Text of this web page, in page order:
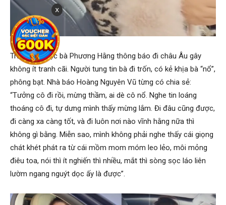
Trước đó, việc bà Phương Hằng thông báo đi châu Âu gây
không ít tranh cãi. Người tung tin bà đi trốn, có kẻ khịa bà “nổ”,
phông bạt. Nhà báo Hoàng Nguyên Vũ từng có chia sẻ:
“Tưởng cô đi rồi, mừng thầm, ai dè cô nổ. Nghe tin loáng
thoáng cô đi, tự dưng mình thấy mừng lắm. Đi đâu cũng được,
đi càng xa càng tốt, và đi luôn nơi nào vĩnh hằng nữa thì
không gì bằng. Miễn sao, mình không phải nghe thấy cái giọng
chát khét phát ra từ cái mồm mom móm leo lẻo, môi mỏng
điêu toa, nói thì ít nghiến thì nhiều, mắt thì sòng sọc láo liên
lườm ngang nguýt dọc ấy là được”.
x